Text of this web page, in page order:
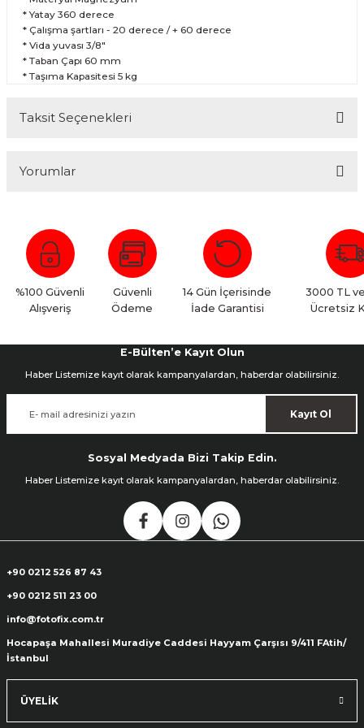
* Yatay 360 derece
* Çalışma şartları - 20 derece / + 60 derece
* Vida yuvası 3/8"
* Taban Çapı 60 mm
* Taşıma Kapasitesi 5 kg
Taksit Seçenekleri
Yorumlar
Bu ürüne ilk yorumu siz yapın!
Yorum Yaz
%100 Güvenli
Alışveriş
Güvenli
Ödeme
14 Gün İçerisinde
İade Garantisi
3000 TL
Ücretsiz
E-Bülten’e Kayıt Olun
Haber Listemize kayıt olarak kampanyalardan, haberdar olabilirsiniz.
Kayıt Ol
Sosyal Medyada Bizi Takip Edin.
Haber Listemize kayıt olarak kampanyalardan, haberdar olabilirsiniz.
+90 0212 526 87 43
+90 0212 511 23 00
info@fotofix.com.tr
Hocapaşa Mahallesi Muradiye Caddesi Hayyam Çarşısı 9/411 FAtih/
İstanbul
ÜYELİK